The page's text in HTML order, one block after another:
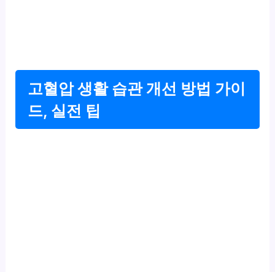
고혈압 생활 습관 개선 방법 가이
드, 실전 팁